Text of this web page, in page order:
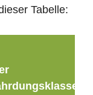
Tabelle: